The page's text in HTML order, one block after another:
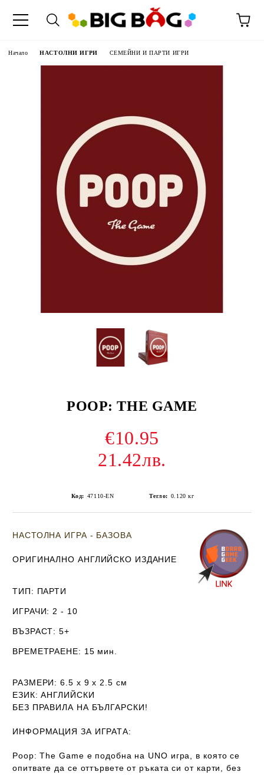
Начало НАСТОЛНИ ИГРИ СЕМЕЙНИ И ПАРТИ ИГРИ
POOP: THE GAME
€10.95
21.42лв.
Код: 47110-EN Тегло: 0.120 кг
НАСТОЛНА ИГРА - БАЗОВА
ОРИГИНАЛНО АНГЛИЙСКО ИЗДАНИЕ
ТИП: ПАРТИ
ИГРАЧИ: 2 - 10
ВЪЗРАСТ: 5+
ВРЕМЕТРАЕНЕ: 15 мин.
РАЗМЕРИ: 6.5 х 9 х 2.5 см
ЕЗИК: АНГЛИЙСКИ
БЕЗ ПРАВИЛА НА БЪЛГАРСКИ!
ИНФОРМАЦИЯ ЗА ИГРАТА:
Poop: The Game е подобна на UNO игра, в която се
опитвате да се оттървете от ръката си от карти, без